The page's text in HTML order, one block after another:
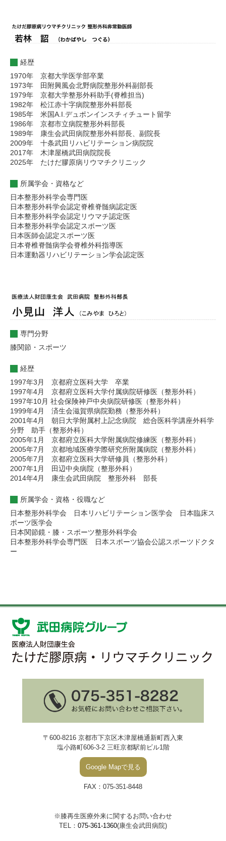
経歴
1970年 京都大学医学部卒業
1973年 田附興風会北野病院整形外科副部長
1979年 京都大学整形外科助手(脊椎担当)
1982年 松江赤十字病院整形外科部長
1985年 米国A.I.デュポンインスチィチュート留学
1986年 京都市立病院整形外科部長
1989年 康生会武田病院整形外科部長、副院長
2009年 十条武田リハビリテーション病院院
2017年 木津屋橋武田病院院長
2025年 たけだ膠原病リウマチクリニック
所属学会・資格など
日本整形外科学会専門医
日本整形外科学会認定脊椎脊髄病認定医
日本整形外科学会認定リウマチ認定医
日本整形外科学会認定スポーツ医
日本医師会認定スポーツ医
日本脊椎脊髄病学会脊椎外科指導医
日本運動器リハビリテーション学会認定医
専門分野
膝関節・スポーツ
経歴
1997年3月 京都府立医科大学 卒業
1997年4月 京都府立医科大学付属病院研修医（整形外科）
1997年10月 社会保険神戸中央病院研修医（整形外科）
1999年4月 済生会滋賀県病院勤務（整形外科）
2001年4月 朝日大学附属村上記念病院 総合医科学講座外科学
分野 助手（整形外科）
2005年1月 京都府立医科大学附属病院修練医（整形外科）
2005年7月 京都地域医療学際研究所附属病院（整形外科）
2005年7月 京都府立医科大学研修員（整形外科）
2007年1月 田辺中央病院（整形外科）
2014年4月 康生会武田病院 整形外科 部長
所属学会・資格・役職など
日本整形外科学会 日本リハビリテーション医学会 日本臨床ス
ポーツ医学会
日本関節鏡・膝・スポーツ整形外科学会
日本整形外科学会専門医 日本スポーツ協会公認スポーツドクタ
ー
〒600-8216 京都市下京区木津屋橋通新町西入東
塩小路町606-3-2 三旺京都駅前ビル1階
Google Mapで見る
FAX：075-351-8448
※膝再生医療外来に関するお問い合わせ
TEL： 075-361-1360(康生会武田病院)